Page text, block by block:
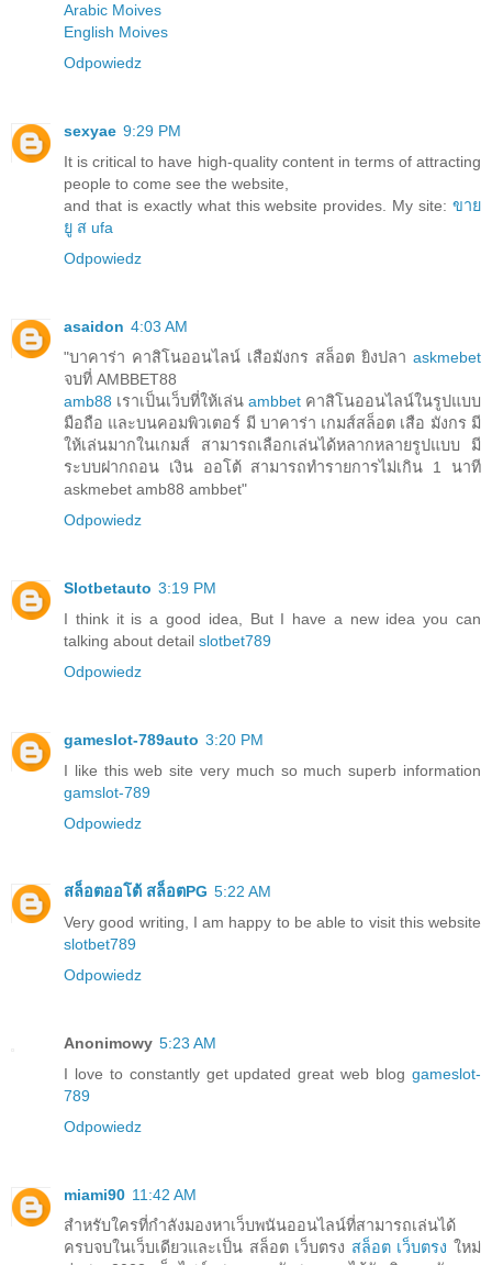
Arabic Moives
English Moives
Odpowiedz
sexyae 9:29 PM
It is critical to have high-quality content in terms of attracting
people to come see the website,
and that is exactly what this website provides. My site: ขาย
ยู ส ufa
Odpowiedz
asaidon 4:03 AM
"บาคาร่า คาสิโนออนไลน์ เสือมังกร สล็อต ยิงปลา askmebet
จบที่ AMBBET88
amb88 เราเป็นเว็บที่ให้เล่น ambbet คาสิโนออนไลน์ในรูปแบบ
มือถือ และบนคอมพิวเตอร์ มี บาคาร่า เกมส์สล็อต เสือ มังกร มี
ให้เล่นมากในเกมส์ สามารถเลือกเล่นได้หลากหลายรูปแบบ มี
ระบบฝากถอน เงิน ออโต้ สามารถทำรายการไม่เกิน 1 นาที
askmebet amb88 ambbet"
Odpowiedz
Slotbetauto 3:19 PM
I think it is a good idea, But I have a new idea you can
talking about detail slotbet789
Odpowiedz
gameslot-789auto 3:20 PM
I like this web site very much so much superb information
gamslot-789
Odpowiedz
สล็อตออโต้ สล็อตPG 5:22 AM
Very good writing, I am happy to be able to visit this website
slotbet789
Odpowiedz
Anonimowy 5:23 AM
I love to constantly get updated great web blog gameslot-
789
Odpowiedz
miami90 11:42 AM
สำหรับใครที่กำลังมองหาเว็บพนันออนไลน์ที่สามารถเล่นได้
ครบจบในเว็บเดียวและเป็น สล็อต เว็บตรง สล็อต เว็บตรง ใหม่